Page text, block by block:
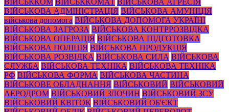
ВІЙСЬКОВА АДМІНІСТРАЦІЯ ВІЙСЬКОВА АМУНІЦІЯ
військова допомога ВІЙСЬКОВА ДОПОМОГА УКРАЇНІ
ВІЙСЬКОВА ЗАГРОЗА ВІЙСЬКОВА КОНТРРОЗВІДКА
ВІЙСЬКОВА ОПЕРАЦІЯ ВІЙСЬКОВА ПІДГОТОВКА
ВІЙСЬКОВА ПОЛІЦІЯ ВІЙСЬКОВА ПРОДУКЦІЯ
ВІЙСЬКОВА РОЗВІДКА ВІЙСЬКОВА СИЛА ВІЙСЬКОВА
СЛУЖБА ВІЙСЬКОВА ТЕХНІКА ВІЙСЬКОВА ТЕХНІКА
РФ ВІЙСЬКОВА ФОРМА ВІЙСЬКОВА ЧАСТИНА
ВІЙСЬКОВЕ ОБЛАДНАННЯ ВІЙСЬКОВИЙ ВІЙСЬКОВИЙ
АЕРОДРОМ ВІЙСЬКОВИЙ ЗЛОЧИН ВІЙСЬКОВИЙ ЗСУ
ВІЙСЬКОВИЙ КВІТОК ВІЙСЬКОВИЙ ОБ'ЄКТ